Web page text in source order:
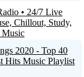
• 24/7 Live
Chillout, Study,
2020 - Top 40
Hits Music Playlist